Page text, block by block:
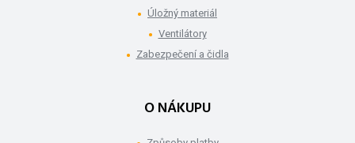
Úložný materiál
Ventilátory
Zabezpečení a čidla
O NÁKUPU